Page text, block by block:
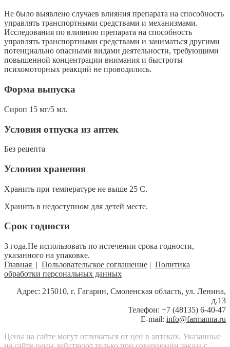
Не было выявлено случаев влияния препарата на способность
управлять транспортными средствами и механизмами.
Исследования по влиянию препарата на способность
управлять транспортными средствами и заниматься другими
потенциально опасными видами деятельности, требующими
повышенной концентрации внимания и быстроты
психомоторных реакций не проводились.
Форма выпуска
Сироп 15 мг/5 мл.
Условия отпуска из аптек
Без рецепта
Условия хранения
Хранить при температуре не выше 25 С.
Хранить в недоступном для детей месте.
Срок годности
3 года.Не использовать по истечении срока годности,
указанного на упаковке.
Главная | Пользовательское соглашение | Политика
обработки персональных данных
Адрес: 215010, г. Гагарин, Смоленская область, ул. Ленина,
д.13
Телефон: +7 (48135) 6-40-47
E-mail: info@farmanna.ru
Цены на сайте могут отличаться от цен в аптеках. Указанные